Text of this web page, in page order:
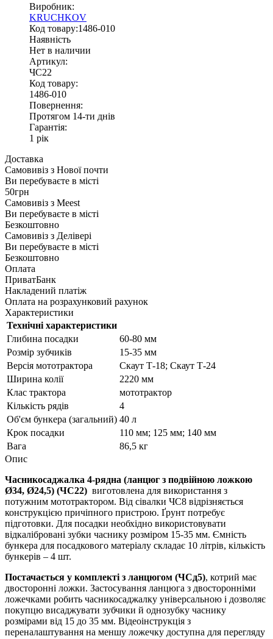
Виробник:
KRUCHKOV
Код товару:1486-010
Наявність
Нет в наличии
Артикул:
ЧС22
Код товару:
1486-010
Повернення:
Протягом 14-ти днів
Гарантія:
1 рік
Доставка
Самовивіз з Нової почти
Ви перебуваєте в місті
50грн
Самовивіз з Meest
Ви перебуваєте в місті
Безкоштовно
Самовивіз з Делівері
Ви перебуваєте в місті
Безкоштовно
Оплата
ПриватБанк
Накладений платіж
Оплата на розрахунковий рахунок
Характеристики
Технічні характеристики
Глибина посадки
60-80 мм
Розмір зубчиків
15-35 мм
Версія мототрактора
Скаут Т-18; Скаут Т-24
Ширина колії
2220 мм
Клас трактора
мототрактор
Кількість рядів
4
Об'єм бункера (загальний) 40 л
Крок посадки
110 мм; 125 мм; 140 мм
Вага
86,5 кг
Опис
Часникосаджалка 4-рядна (ланцюг з подвійною ложкою
Ø34, Ø24,5) (ЧС22) виготовлена для використання з
потужним мототрактором. Від сівалки ЧС8 відрізняється
конструкцією причіпного пристрою. Ґрунт потребує
підготовки. Для посадки необхідно використовувати
відкалібровані зубки часнику розміром 15-35 мм. Ємність
бункера для посадкового матеріалу складає 10 літрів, кількість
бункерів – 4 шт.
Постачається у комплекті з ланцюгом (ЧСд5), котрий має
двосторонні ложки. Застосування ланцюга з двосторонніми
ложечками робить часникосаджалку універсальною і дозволяє
покупцю висаджувати зубчики й однозубку часнику
розмірами від 15 до 35 мм. Відеоінструкція з
переналаштування на меншу ложечку доступна для перегляду